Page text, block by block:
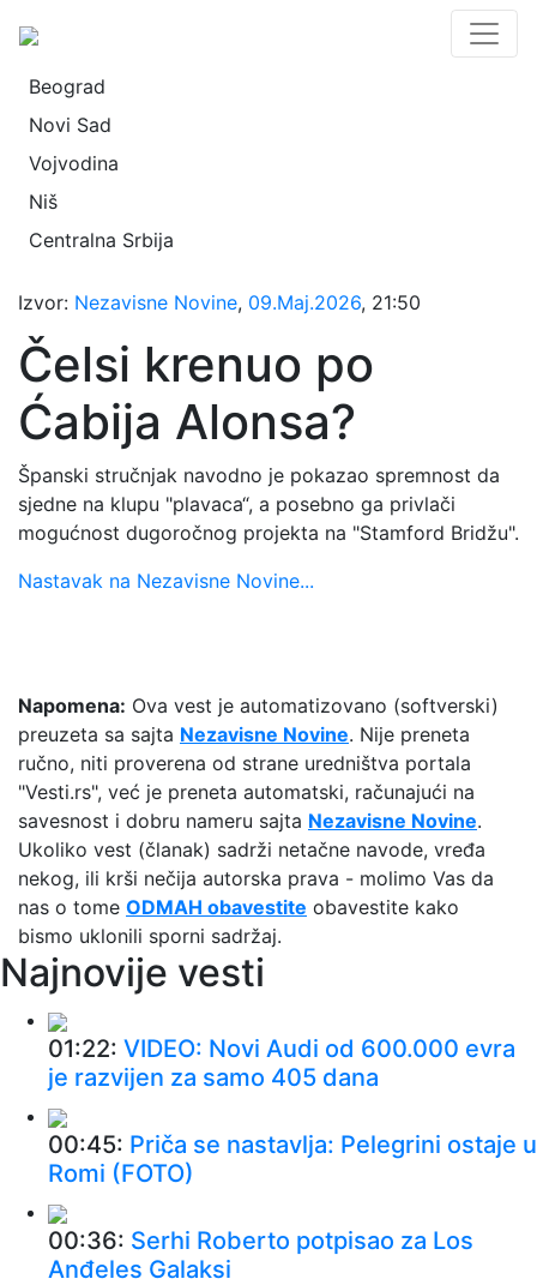
Beograd
Novi Sad
Vojvodina
Niš
Centralna Srbija
Izvor: Nezavisne Novine, 09.Maj.2026, 21:50
Čelsi krenuo po
Ćabija Alonsa?
Španski stručnjak navodno je pokazao spremnost da
sjedne na klupu "plavaca“, a posebno ga privlači
mogućnost dugoročnog projekta na "Stamford Bridžu".
Nastavak na Nezavisne Novine...
Napomena: Ova vest je automatizovano (softverski)
preuzeta sa sajta Nezavisne Novine. Nije preneta
ručno, niti proverena od strane uredništva portala
"Vesti.rs", već je preneta automatski, računajući na
savesnost i dobru nameru sajta Nezavisne Novine.
Ukoliko vest (članak) sadrži netačne navode, vređa
nekog, ili krši nečija autorska prava - molimo Vas da
nas o tome ODMAH obavestite obavestite kako
bismo uklonili sporni sadržaj.
Najnovije vesti
01:22: VIDEO: Novi Audi od 600.000 evra
je razvijen za samo 405 dana
00:45: Priča se nastavlja: Pelegrini ostaje u
Romi (FOTO)
00:36: Serhi Roberto potpisao za Los
Anđeles Galaksi